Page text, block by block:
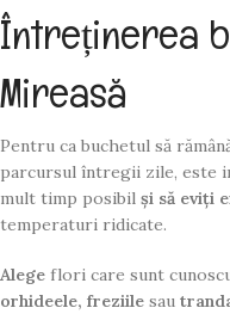
Întreținerea
Mireasă
Pentru ca buchetul să
parcursul întregii zile, este
mult timp posibil și să eviți
temperaturi ridicate.
Alege flori care sunt
orhideele, freziile sau